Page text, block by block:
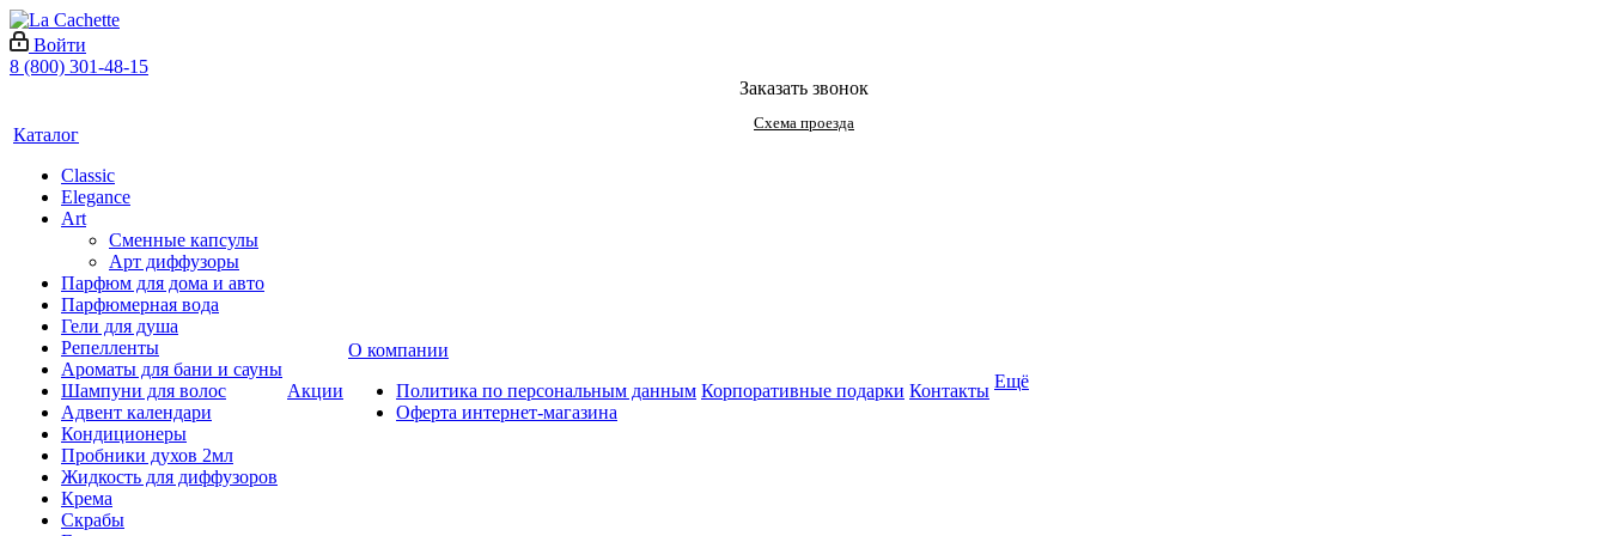
Войти
8 (800) 301-48-15
Заказать звонок
Схема проезда
Каталог
Classic
Elegance
Art
Сменные капсулы
Арт диффузоры
Парфюм для дома и авто
Парфюмерная вода
Гели для душа
Репелленты
Ароматы для бани и сауны
Шампуни для волос
Адвент календари
Кондиционеры
Пробники духов 2мл
Жидкость для диффузоров
Крема
Скрабы
Акции
О компании
Политика по персональным данным
Оферта интернет-магазина
Корпоративные подарки Контакты Ещё